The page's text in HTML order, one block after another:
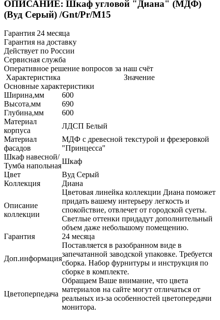
ОПИСАНИЕ: Шкаф угловой "Диана" (МДФ)
(Вуд Серый) /Gnt/Pr/М15
Гарантия 24 месяца
Гарантия на доставку
Действует по России
Сервисная служба
Оперативное решение вопросов за наш счёт
Характеристика
Значение
Основные характеристики
Ширина,мм
600
Высота,мм
690
Глубина,мм
600
Материал
корпуса
ЛДСП Белый
Материал
фасадов
МДФ с древесной текстурой и фрезеровкой
"Принцесса"
Шкаф навесной/
Тумба напольная
Шкаф
Цвет
Вуд Серый
Коллекция
Диана
Описание
коллекции
Цветовая линейка коллекции Диана поможет
придать вашему интерьеру легкость и
спокойствие, отвлечет от городской суеты.
Светлые оттенки придадут дополнительный
объем даже небольшому помещению.
Гарантия
24 месяца
Доп.информация
Поставляется в разобранном виде в
запечатанной заводской упаковке. Требуется
сборка. Набор фурнитуры и инструкция по
сборке в комплекте.
Цветоперпедача
Обращаем Ваше внимание, что цвета
материалов на сайте могут отличаться от
реальных из-за особенностей цветопередачи
монитора.